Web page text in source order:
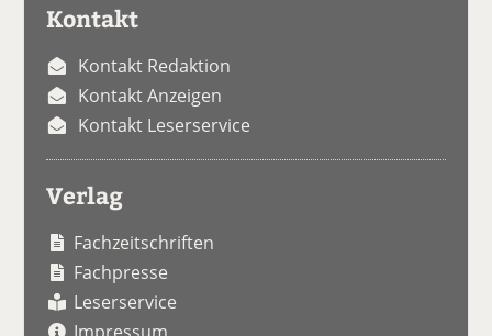
Kontakt
Kontakt Redaktion
Kontakt Anzeigen
Kontakt Leserservice
Verlag
Fachzeitschriften
Fachpresse
Leserservice